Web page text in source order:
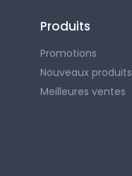
Produits
Promotions
Nouveaux produits
Meilleures ventes